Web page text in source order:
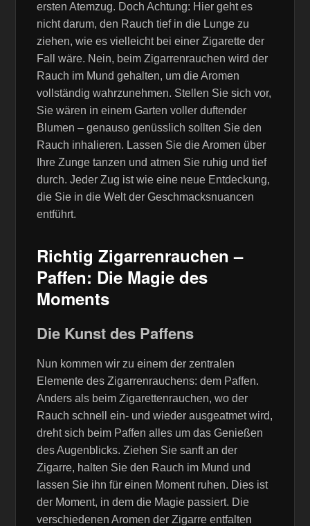
ersten Atemzug. Doch Achtung: Hier geht es
nicht darum, den Rauch tief in die Lunge zu
ziehen, wie es vielleicht bei einer Zigarette der
Fall wäre. Nein, beim Zigarrenrauchen wird der
Rauch im Mund gehalten, um die Aromen
vollständig wahrzunehmen. Stellen Sie sich vor,
Sie wären in einem Garten voller duftender
Blumen – genauso genüsslich sollten Sie den
Rauch inhalieren. Lassen Sie die Aromen über
Ihre Zunge tanzen und atmen Sie ruhig und tief
durch. Jeder Zug ist wie eine neue Entdeckung,
die Sie in die Welt der Geschmacksnuancen
entführt.
Richtig Zigarrenrauchen –
Paffen: Die Magie des
Moments
Die Kunst des Paffens
Nun kommen wir zu einem der zentralen
Elemente des Zigarrenrauchens: dem Paffen.
Anders als beim Zigarettenrauchen, wo der
Rauch schnell ein- und wieder ausgeatmet wird,
dreht sich beim Paffen alles um das Genießen
des Augenblicks. Ziehen Sie sanft an der
Zigarre, halten Sie den Rauch im Mund und
lassen Sie ihn für einen Moment ruhen. Dies ist
der Moment, in dem die Magie passiert. Die
verschiedenen Aromen der Zigarre entfalten